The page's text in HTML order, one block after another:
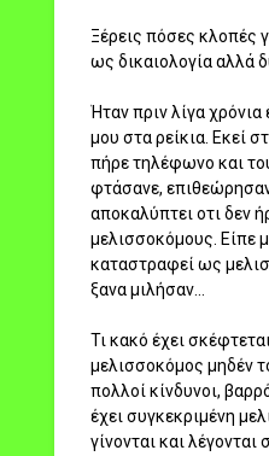
Ξέρεις πόσες κλοπές
ως δικαιολογία αλλά
Ήταν πριν λίγα
μου στα ρείκια. Εκεί
πήρε τηλέφωνο και
φτάσανε,
αποκαλύπτει οτι δεν
μελισσοκόμους. Είπε
καταστραφεί ως
ξανα μιλήσαν...
Τι κακό έχει
μελισσοκόμος μηδέν
πολλοί κίνδυνοι,
έχει συγκεκριμένη
γίνονται και